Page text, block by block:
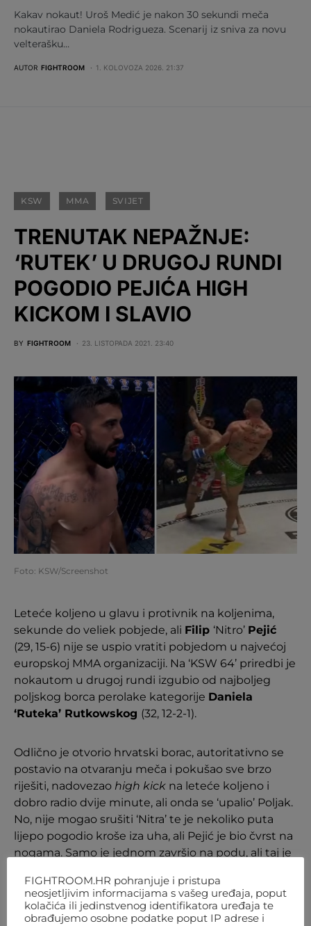
Kakav nokaut! Uroš Medić je nakon 30 sekundi meča
nokautirao Daniela Rodrigueza. Scenarij iz sniva za novu
velterašku…
AUTOR FIGHTROOM 1. KOLOVOZA 2026. 21:37
KSW MMA SVIJET
TRENUTAK NEPAŽNJE:
‘RUTEK’ U DRUGOJ RUNDI
POGODIO PEJIĆA HIGH
KICKOM I SLAVIO
BY FIGHTROOM 23. LISTOPADA 2021. 23:40
Foto: KSW/Screenshot
Leteće koljeno u glavu i protivnik na koljenima,
sekunde do veliek pobjede, ali Filip ‘Nitro’ Pejić
(29, 15-6) nije se uspio vratiti pobjedom u najvećoj
europskoj MMA organizaciji. Na ‘KSW 64’ priredbi je
nokautom u drugoj rundi izgubio od najboljeg
poljskog borca perolake kategorije Daniela
‘Ruteka’ Rutkowskog (32, 12-2-1).
Odlično je otvorio hrvatski borac, autoritativno se
postavio na otvaranju meča i pokušao sve brzo
riješiti, nadovezao high kick na leteće koljeno i
dobro radio dvije minute, ali onda se ‘upalio’ Poljak.
No, nije mogao srušiti ‘Nitra’ te je nekoliko puta
lijepo pogodio kroše iza uha, ali Pejić je bio čvrst na
nogama. Samo je jednom završio na podu, ali taj je
brzo nastavio do kraja prve runde.
FIGHTROOM.HR pohranjuje i pristupa
neosjetljivim informacijama s vašeg uređaja, poput
kolačića ili jedinstvenog identifikatora uređaja te
obrađujemo osobne podatke poput IP adrese i